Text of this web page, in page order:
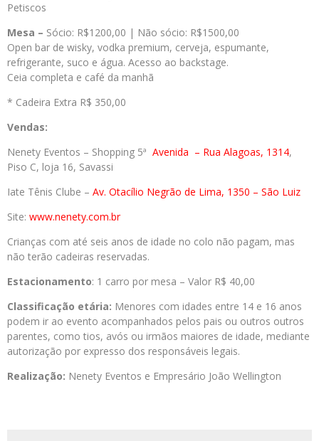
Petiscos
Mesa – Sócio: R$1200,00 | Não sócio: R$1500,00
Open bar de wisky, vodka premium, cerveja, espumante,
refrigerante, suco e água. Acesso ao backstage.
Ceia completa e café da manhã
* Cadeira Extra R$ 350,00
Vendas:
Nenety Eventos – Shopping 5ª Avenida – Rua Alagoas, 1314,
Piso C, loja 16, Savassi
Iate Tênis Clube – Av. Otacílio Negrão de Lima, 1350 – São Luiz
Site: www.nenety.com.br
Crianças com até seis anos de idade no colo não pagam, mas
não terão cadeiras reservadas.
Estacionamento: 1 carro por mesa – Valor R$ 40,00
Classificação etária: Menores com idades entre 14 e 16 anos
podem ir ao evento acompanhados pelos pais ou outros outros
parentes, como tios, avós ou irmãos maiores de idade, mediante
autorização por expresso dos responsáveis legais.
Realização: Nenety Eventos e Empresário João Wellington